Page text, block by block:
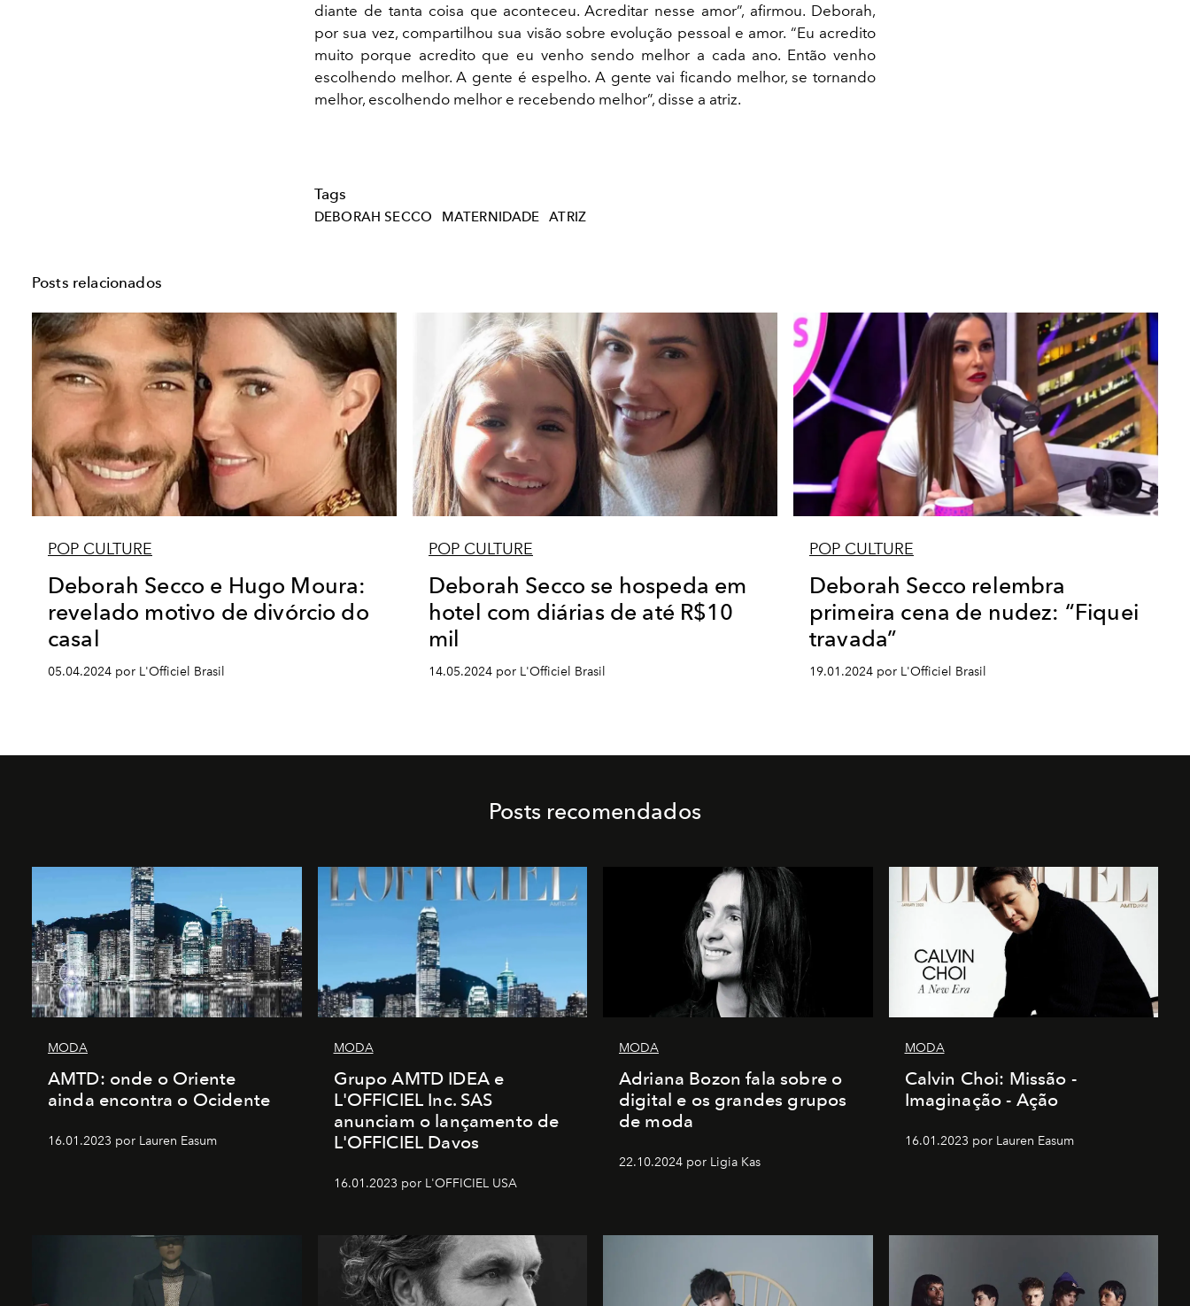
diante de tanta coisa que aconteceu. Acreditar nesse amor”, afirmou. Deborah,
por sua vez, compartilhou sua visão sobre evolução pessoal e amor. “Eu acredito
muito porque acredito que eu venho sendo melhor a cada ano. Então venho
escolhendo melhor. A gente é espelho. A gente vai ficando melhor, se tornando
melhor, escolhendo melhor e recebendo melhor”, disse a atriz.
Tags
DEBORAH SECCO MATERNIDADE ATRIZ
Posts relacionados
POP CULTURE
Deborah Secco e Hugo Moura:
revelado motivo de divórcio do
casal
05.04.2024 por L'Officiel Brasil
POP CULTURE
Deborah Secco se hospeda em
hotel com diárias de até R$10
mil
14.05.2024 por L'Officiel Brasil
POP CULTURE
Deborah Secco relembra
primeira cena de nudez: “Fiquei
travada”
19.01.2024 por L'Officiel Brasil
Posts recomendados
MODA
AMTD: onde o Oriente
ainda encontra o Ocidente
16.01.2023 por Lauren Easum
MODA
Grupo AMTD IDEA e
L'OFFICIEL Inc. SAS
anunciam o lançamento de
L'OFFICIEL Davos
16.01.2023 por L'OFFICIEL USA
MODA
Adriana Bozon fala sobre o
digital e os grandes grupos
de moda
22.10.2024 por Ligia Kas
MODA
Calvin Choi: Missão -
Imaginação - Ação
16.01.2023 por Lauren Easum